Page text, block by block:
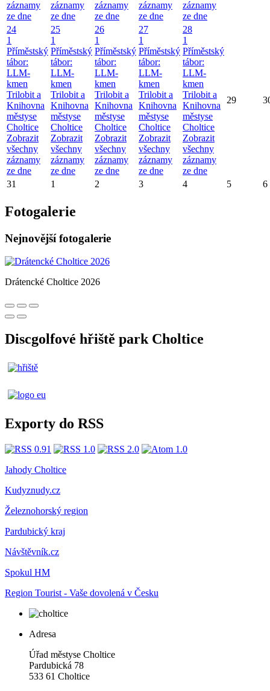
záznamy
ze dne
záznamy
ze dne
záznamy
ze dne
záznamy
ze dne
záznamy
ze dne
24
1
Příměstský
tábor:
LLM-
kmen
Trilobit a
Knihovna
městyse
Choltice
Zobrazit
všechny
záznamy
ze dne
25
1
Příměstský
tábor:
LLM-
kmen
Trilobit a
Knihovna
městyse
Choltice
Zobrazit
všechny
záznamy
ze dne
26
1
Příměstský
tábor:
LLM-
kmen
Trilobit a
Knihovna
městyse
Choltice
Zobrazit
všechny
záznamy
ze dne
27
1
Příměstský
tábor:
LLM-
kmen
Trilobit a
Knihovna
městyse
Choltice
Zobrazit
všechny
záznamy
ze dne
28
1
Příměstský
tábor:
LLM-
kmen
Trilobit a
Knihovna
městyse
Choltice
Zobrazit
všechny
záznamy
ze dne
29
31 1 2 3 4 5 6
Fotogalerie
Nejnovější fotogalerie
Drátencké Choltice 2026
Discgolfové hřiště park Choltice
Exporty do RSS
Jahody Choltice
Kudyznudy.cz
Železnohorský region
Pardubický kraj
Návštěvník.cz
Spokul HM
Region Tourist - Vaše dovolená v Česku
Adresa
Úřad městyse Choltice
Pardubická 78
533 61 Choltice